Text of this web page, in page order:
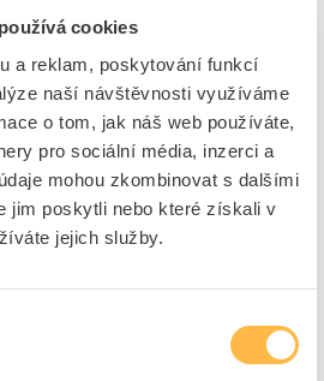
cookies
a reklam, poskytování funkcí
naší návštěvnosti využíváme
o tom, jak náš web používáte,
pro sociální média, inzerci a
mohou zkombinovat s dalšími
jim poskytli nebo které získali v
jejich služby.
10.546.786
4016705120062
05102006
PROTEC.CLASS
223,68 Kč/ks